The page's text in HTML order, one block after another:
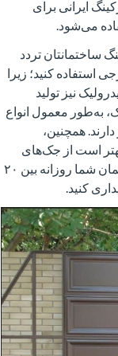
ایرانی برای
می‌شود.
ساختمانتان تردد
استفاده کنید؛ زیرا
نیز تولید
به‌طور معمول انواع
همچنین،
است از جک‌های
خارجی استفاده کنید؛ اما اگر تردد ساکنین ساختمان شما روزانه بین ۲۰